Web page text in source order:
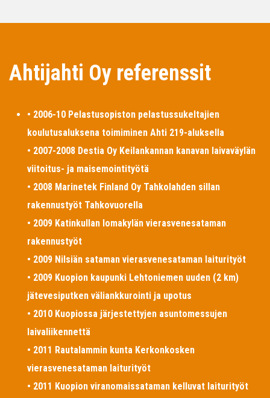
Ahtijahti Oy referenssit
• 2006-10 Pelastusopiston pelastussukeltajien
koulutusaluksena toimiminen Ahti 219-aluksella
• 2007-2008 Destia Oy Keilankannan kanavan laivaväylän
viitoitus- ja maisemointityötä
• 2008 Marinetek Finland Oy Tahkolahden sillan
rakennustyöt Tahkovuorella
• 2009 Katinkullan lomakylän vierasvenesataman
rakennustyöt
• 2009 Nilsiän sataman vierasvenesataman laiturityöt
• 2009 Kuopion kaupunki Lehtoniemen uuden (2 km)
jätevesiputken väliankkurointi ja upotus
• 2010 Kuopiossa järjestettyjen asuntomessujen
laivaliikennettä
• 2011 Rautalammin kunta Kerkonkosken
vierasvenesataman laiturityöt
• 2011 Kuopion viranomaissataman kelluvat laiturityöt